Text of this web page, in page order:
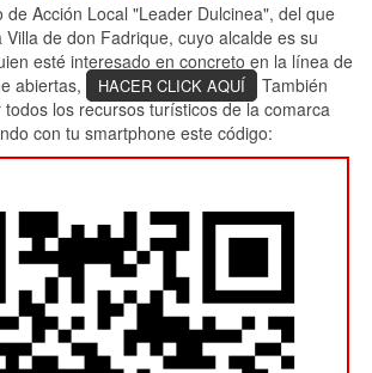
de Acción Local "Leader Dulcinea", del que
de don Fadrique, cuyo alcalde es su
esté interesado en concreto en la línea de
abiertas,
HACER CLICK AQUÍ
También
los recursos turísticos de la comarca
con tu smartphone este código: